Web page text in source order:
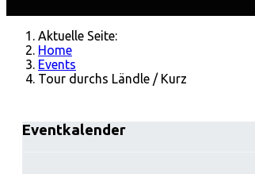
Aktuelle Seite:
Home
Events
Tour durchs Ländle / Kurz
Eventkalender